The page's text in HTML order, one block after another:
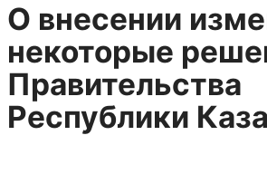
О внесении
некоторые
Правительства
Республики